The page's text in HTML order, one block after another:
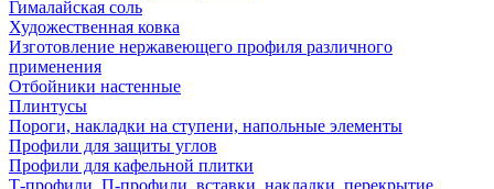
Гималайская соль
Художественная ковка
Изготовление нержавеющего профиля различного
применения
Отбойники настенные
Плинтусы
Пороги, накладки на ступени, напольные элементы
Профили для защиты углов
Профили для кафельной плитки
Т-профили, П-профили, вставки, накладки, перекрытие